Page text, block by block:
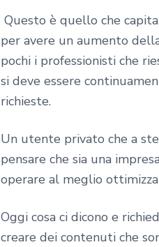
Questo è quello che
per avere un aumento
pochi i professionisti che
si deve essere
richieste.
Un utente privato che a
pensare che sia una
operare al meglio
Oggi cosa ci dicono e
creare dei contenuti che